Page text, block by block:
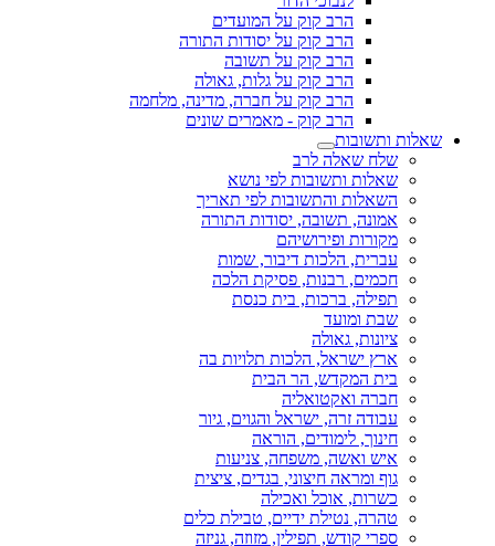
הרב קוק על המועדים
הרב קוק על יסודות התורה
הרב קוק על תשובה
הרב קוק על גלות, גאולה
הרב קוק על חברה, מדינה, מלחמה
הרב קוק - מאמרים שונים
שאלות ותשובות
שלח שאלה לרב
שאלות ותשובות לפי נושא
השאלות והתשובות לפי תאריך
אמונה, תשובה, יסודות התורה
מקורות ופירושיהם
עברית, הלכות דיבור, שמות
חכמים, רבנות, פסיקת הלכה
תפילה, ברכות, בית כנסת
שבת ומועד
ציונות, גאולה
ארץ ישראל, הלכות תלויות בה
בית המקדש, הר הבית
חברה ואקטואליה
עבודה זרה, ישראל והגוים, גיור
חינוך, לימודים, הוראה
איש ואשה, משפחה, צניעות
גוף ומראה חיצוני, בגדים, ציצית
כשרות, אוכל ואכילה
טהרה, נטילת ידיים, טבילת כלים
ספרי קודש, תפילין, מזוזה, גניזה